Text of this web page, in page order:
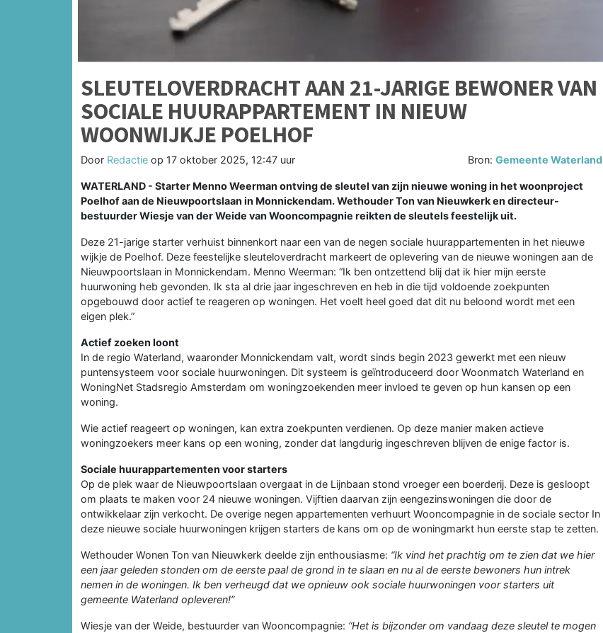
SLEUTELOVERDRACHT AAN 21-JARIGE BEWONER VAN
SOCIALE HUURAPPARTEMENT IN NIEUW
WOONWIJKJE POELHOF
Door Redactie op 17 oktober 2025, 12:47 uur Bron:Gemeente Waterland
WATERLAND - Starter Menno Weerman ontving de sleutel van zijn nieuwe woning in het woonproject
Poelhof aan de Nieuwpoortslaan in Monnickendam. Wethouder Ton van Nieuwkerk en directeur-
bestuurder Wiesje van der Weide van Wooncompagnie reikten de sleutels feestelijk uit.
Deze 21-jarige starter verhuist binnenkort naar een van de negen sociale huurappartementen in het nieuwe
wijkje de Poelhof. Deze feestelijke sleuteloverdracht markeert de oplevering van de nieuwe woningen aan de
Nieuwpoortslaan in Monnickendam. Menno Weerman: “Ik ben ontzettend blij dat ik hier mijn eerste
huurwoning heb gevonden. Ik sta al drie jaar ingeschreven en heb in die tijd voldoende zoekpunten
opgebouwd door actief te reageren op woningen. Het voelt heel goed dat dit nu beloond wordt met een
eigen plek.”
Actief zoeken loont
In de regio Waterland, waaronder Monnickendam valt, wordt sinds begin 2023 gewerkt met een nieuw
puntensysteem voor sociale huurwoningen. Dit systeem is geïntroduceerd door Woonmatch Waterland en
WoningNet Stadsregio Amsterdam om woningzoekenden meer invloed te geven op hun kansen op een
woning.
Wie actief reageert op woningen, kan extra zoekpunten verdienen. Op deze manier maken actieve
woningzoekers meer kans op een woning, zonder dat langdurig ingeschreven blijven de enige factor is.
Sociale huurappartementen voor starters
Op de plek waar de Nieuwpoortslaan overgaat in de Lijnbaan stond vroeger een boerderij. Deze is gesloopt
om plaats te maken voor 24 nieuwe woningen. Vijftien daarvan zijn eengezinswoningen die door de
ontwikkelaar zijn verkocht. De overige negen appartementen verhuurt Wooncompagnie in de sociale sector In
deze nieuwe sociale huurwoningen krijgen starters de kans om op de woningmarkt hun eerste stap te zetten.
Wethouder Wonen Ton van Nieuwkerk deelde zijn enthousiasme: “Ik vind het prachtig om te zien dat we hier
een jaar geleden stonden om de eerste paal de grond in te slaan en nu al de eerste bewoners hun intrek
nemen in de woningen. Ik ben verheugd dat we opnieuw ook sociale huurwoningen voor starters uit
gemeente Waterland opleveren!”
Wiesje van der Weide, bestuurder van Wooncompagnie: “Het is bijzonder om vandaag deze sleutel te mogen